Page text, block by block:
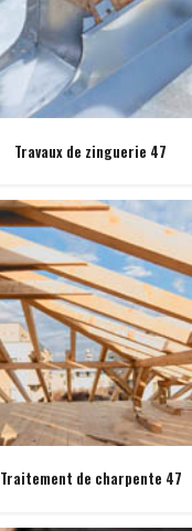
Travaux de zinguerie 47
Traitement de charpente 47